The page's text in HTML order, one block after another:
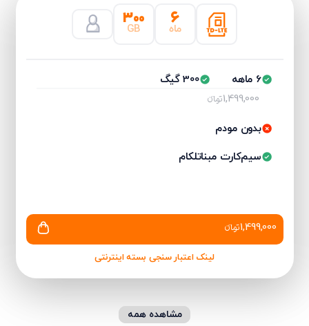
۶
ماه ۳۰۰
GB
6 ماهه
300 گیگ
1,499,000تومانءء
بدون مودم
سیم‌کارت مبناتلکام
1,499,000تومانءء
لینک اعتبار سنجی بسته اینترنتی
مشاهده همه